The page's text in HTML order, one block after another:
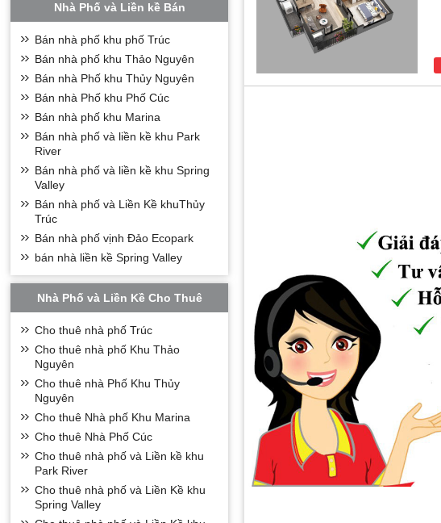
Nhà Phố và Liền kề Bán
Bán nhà phố khu phố Trúc
Bán nhà phố khu Thảo Nguyên
Bán nhà Phố khu Thủy Nguyên
Bán nhà Phố khu Phố Cúc
Bán nhà phố khu Marina
Bán nhà phố và liền kề khu Park
River
Bán nhà phố và liền kề khu Spring
Valley
Bán nhà phố và Liền Kề khuThủy
Trúc
Bán nhà phố vịnh Đảo Ecopark
bán nhà liền kề Spring Valley
Nhà Phố và Liền Kề Cho Thuê
Cho thuê nhà phố Trúc
Cho thuê nhà phố Khu Thảo
Nguyên
Cho thuê nhà Phố Khu Thủy
Nguyên
Cho thuê Nhà phố Khu Marina
Cho thuê Nhà Phố Cúc
Cho thuê nhà phố và Liền kề khu
Park River
Cho thuê nhà phố và Liền Kề khu
Spring Valley